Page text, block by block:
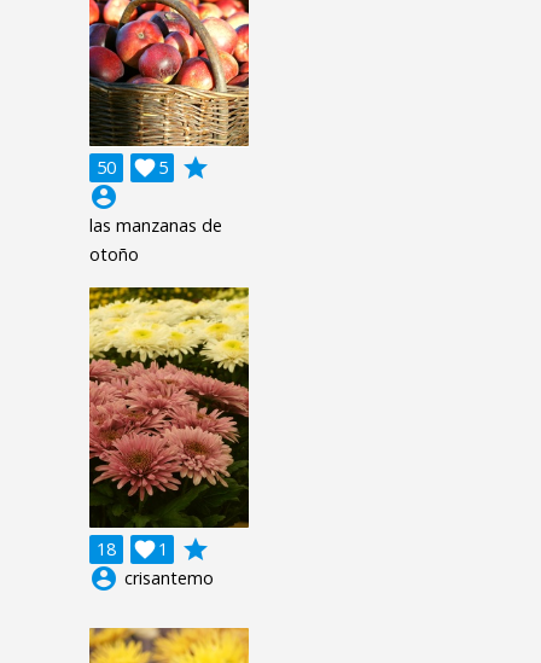
50 5

grade
account_circle
las manzanas de
otoño
18 1

grade
account_circle crisantemo